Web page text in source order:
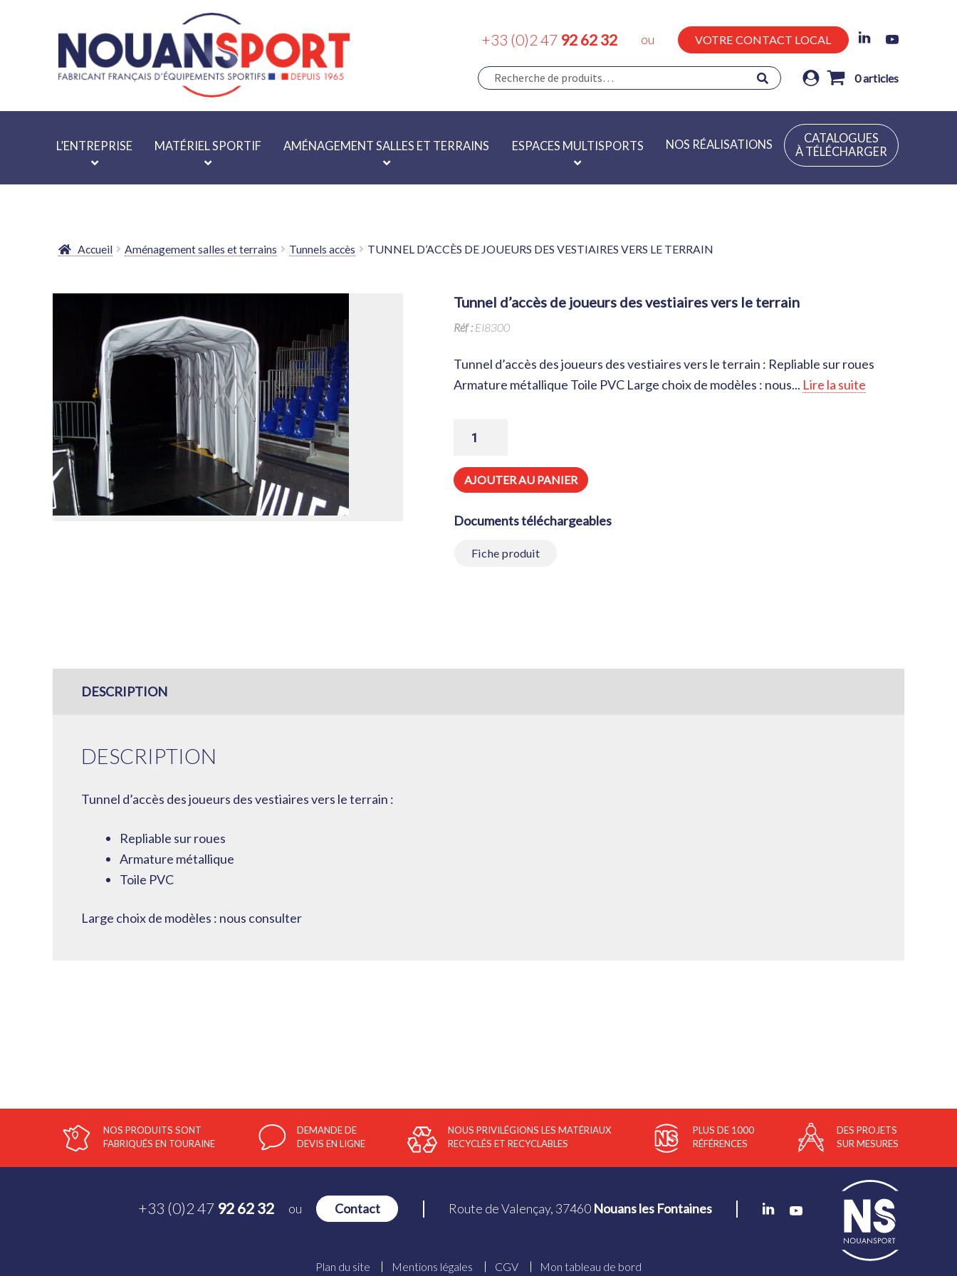
Aller
la
Aller
contenu
+33 (0)2 47 92 62 32 ou VOTRE CONTACT LOCAL
RECHERCHE
POUR :
RECHERCHE 0articles
L’ENTREPRISE MATÉRIEL SPORTIF AMÉNAGEMENT SALLES ET TERRAINS ESPACES MULTISPORTS NOS RÉALISATIONS
CATALOGUES
À TÉLÉCHARGER
Accueil Aménagement salles et terrains Tunnels accès TUNNEL D’ACCÈS DE JOUEURS DES VESTIAIRES VERS LE TERRAIN
tunnel d’accès de joueurs des vestiaires vers le terrain
Réf :EI8300
Tunnel d’accès des joueurs des vestiaires vers le terrain : Repliable sur roues
Armature métallique Toile PVC Large choix de modèles : nous... Lire la suite
DE
JOUEURS
VERS
AJOUTER AU PANIER
Documents téléchargeables
Fiche produit
DESCRIPTION
DESCRIPTION
Tunnel d’accès des joueurs des vestiaires vers le terrain :
Repliable sur roues
Armature métallique
Toile PVC
Large choix de modèles : nous consulter
NOS PRODUITS SONT
FABRIQUÉS EN TOURAINE
DEMANDE DE
DEVIS EN LIGNE
NOUS PRIVILÉGIONS LES MATÉRIAUX
RECYCLÉS ET RECYCLABLES
PLUS DE 1000
RÉFÉRENCES
DES PROJETS
SUR MESURES
+33 (0)2 47 92 62 32 ou Contact Route de Valençay, 37460 Nouans les Fontaines
Plan du site Mentions légales CGV Mon tableau de bord